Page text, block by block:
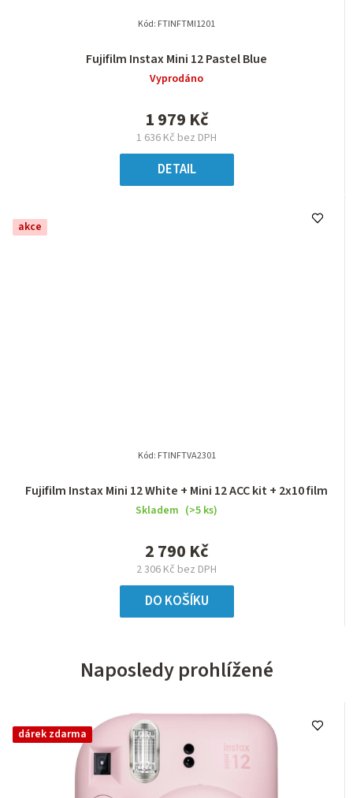
Fujifilm Instax Mini 12 Pastel Blue
Vyprodáno
1 636 Kč bez DPH
1 979 Kč
DETAIL
Kód: FTINFTMI1201
akce
Fujifilm Instax Mini 12 White + Mini 12 ACC kit + 2x10 film
Skladem (>5 ks)
2 306 Kč bez DPH
2 790 Kč
DO KOŠÍKU
Kód: FTINFTVA2301
Naposledy prohlížené
dárek zdarma